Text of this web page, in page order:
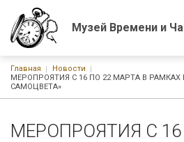
Музей Времени и
События
Строка навигации
Главная
Новости
МЕРОПРОЯТИЯ С 16 ПО 22 МАРТА В РАМКАХ
САМОЦВЕТА»
МЕРОПРОЯТИЯ С